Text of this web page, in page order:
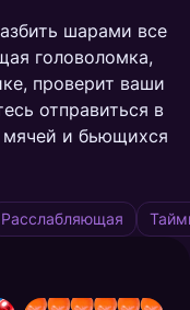
шарами все
головоломка,
проверит ваши
отправиться в
и бьющихся
Расслабляющая